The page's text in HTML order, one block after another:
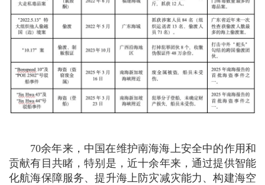
70余年来，中国在维护南海海上安全中的作用和
贡献有目共睹，特别是，近十余年来，通过提供智能
化航海保障服务、提升海上防灾减灾能力、构建海空